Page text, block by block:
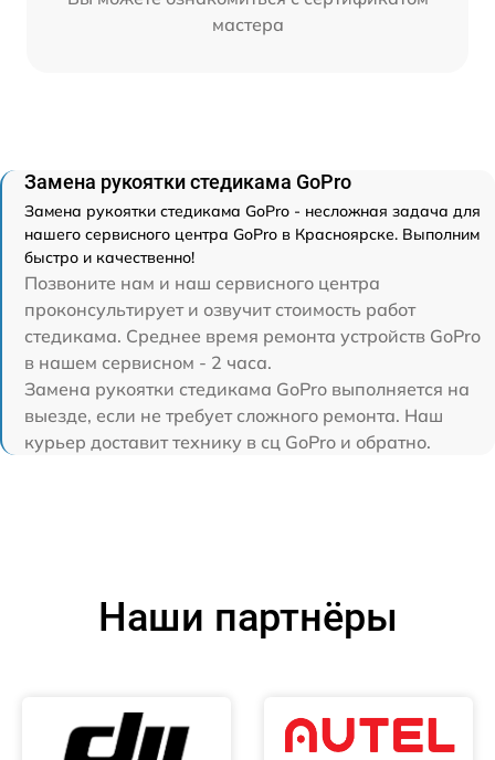
мастера
Замена рукоятки стедикама GoPro
Замена рукоятки стедикама GoPro - несложная задача для
нашего сервисного центра GoPro в Красноярске. Выполним
быстро и качественно!
Позвоните нам и наш сервисного центра
проконсультирует и озвучит стоимость работ
стедикама. Среднее время ремонта устройств GoPro
в нашем сервисном - 2 часа.
Замена рукоятки стедикама GoPro выполняется на
выезде, если не требует сложного ремонта. Наш
курьер доставит технику в сц GoPro и обратно.
Наши партнёры